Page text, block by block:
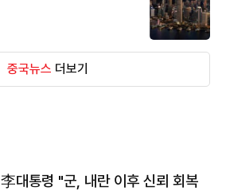
중국뉴스 더보기
李대통령 "군, 내란 이후 신뢰 회복